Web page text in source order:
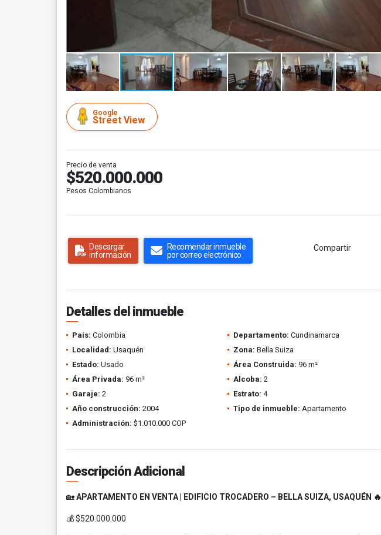
Google
Street View
Precio de venta
$520.000.000
Pesos Colombianos
Descargar
información
Recomendar inmueble
por correo electrónico
Compartir
Detalles del inmueble
País: Colombia Departamento: Cundinamarca
Localidad: Usaquén Zona: Bella Suiza
Estado: Usado Área Construida: 96 m²
Área Privada: 96 m² Alcoba: 2
Garaje: 2 Estrato: 4
Año construcción: 2004 Tipo de inmueble: Apartamento
Administración: $1.010.000 COP
Descripción Adicional
🏡APARTAMENTO EN VENTA | EDIFICIO TROCADERO – BELLA SUIZA, USAQUÉN 🔥
💰 $520.000.000